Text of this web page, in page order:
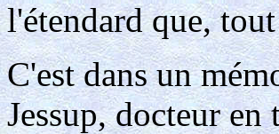
l'étendard que,
C'est dans un
Jessup, docteur